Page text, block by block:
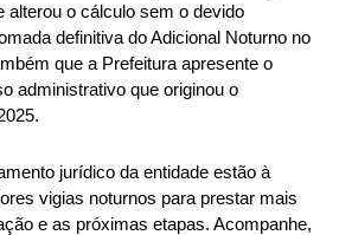
alterou o cálculo sem o devido
definitiva do Adicional Noturno no
que a Prefeitura apresente o
administrativo que originou o
jurídico da entidade estão à
vigias noturnos para prestar mais
e as próximas etapas. Acompanhe,